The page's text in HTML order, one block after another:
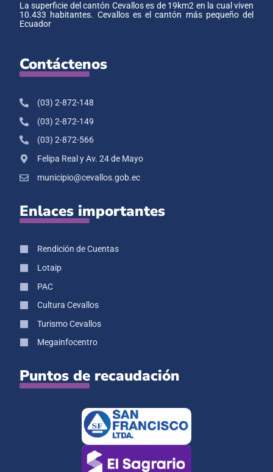
La superficie del cantón Cevallos es de 19km2 en la cual viven
10.433 habitantes. Cevallos es el cantón más pequeño del
Ecuador
Contáctenos
(03) 2-872-148
(03) 2-872-149
(03) 2-872-566
Felipa Real y Av. 24 de Mayo
municipio@cevallos.gob.ec
Enlaces importantes
Rendición de Cuentas
Lotaip
PAC
Cultura Cevallos
Turismo Cevallos
Megainfocentro
Puntos de recaudación